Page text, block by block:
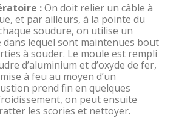
:On doit relier un câble à
et par ailleurs, à la pointe du
soudure, on utilise un
lequel sont maintenues bout
à souder. Le moule est rempli
d’aluminium et d’oxyde de fer,
à feu au moyen d’un
prend fin en quelques
on peut ensuite
les scories et nettoyer.